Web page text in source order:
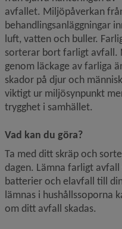
avfallet. Miljöpåverkan
behandlingsanläggningar
luft, vatten och buller.
sorterar bort farligt avfall.
genom läckage av farliga
skador på djur och
viktigt ur miljösynpunkt
trygghet i samhället.
Vad kan du göra?
Ta med ditt skräp och
dagen. Lämna farligt
batterier och elavfall till
lämnas i hushållssoporna
om ditt avfall skadas.